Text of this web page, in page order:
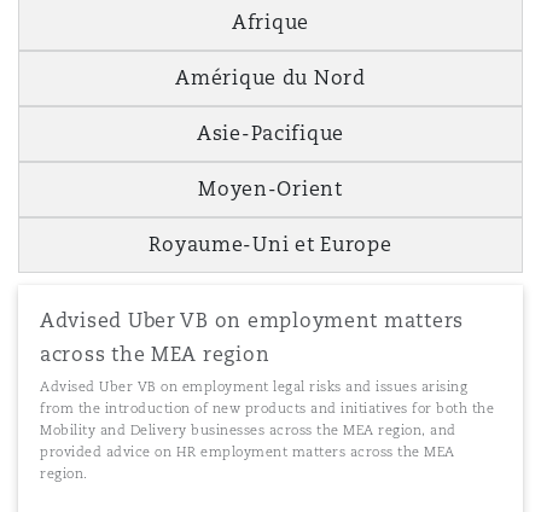
Afrique
Amérique du Nord
Asie-Pacifique
Moyen-Orient
Royaume-Uni et Europe
Advised Uber VB on employment matters
across the MEA region
Advised Uber VB on employment legal risks and issues arising
from the introduction of new products and initiatives for both the
Mobility and Delivery businesses across the MEA region, and
provided advice on HR employment matters across the MEA
region.